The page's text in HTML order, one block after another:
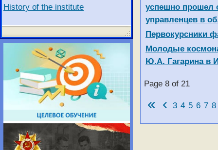
History of the institute
успешно прошел
управленцев в
Первокурсники
Молодые
Ю.А. Гагарина в
Page 8 of 21
3 4 5 6 7 8